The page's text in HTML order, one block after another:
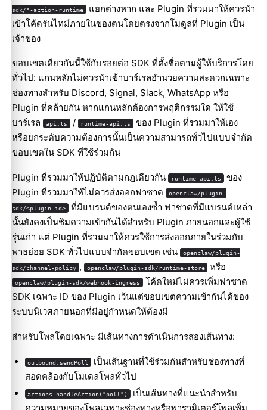
sdk/*-action-runtime แยกต่างหาก และ Plugin ที่รวมมาให้ควรนำ
เข้าโค้ดรันไทม์ภายในของตนโดยตรงจากโมดูลที่ Plugin เป็น
เจ้าของ
ขอบเขตเดียวกันนี้ใช้กับรอยต่อ SDK ที่ตั้งชื่อตามผู้ให้บริการโดย
ทั่วไป: แกนหลักไม่ควรนำเข้าบาร์เรลอำนวยความสะดวกเฉพาะ
ช่องทางสำหรับ Discord, Signal, Slack, WhatsApp หรือ
Plugin ที่คล้ายกัน หากแกนหลักต้องการพฤติกรรมใด ให้ใช้
บาร์เรล
api.ts / runtime-api.ts
ของ Plugin ที่รวมมาให้เอง
หรือยกระดับความต้องการนั้นเป็นความสามารถทั่วไปแบบจำกัด
ขอบเขตใน SDK ที่ใช้ร่วมกัน
Plugin ที่รวมมาให้ปฏิบัติตามกฎเดียวกัน runtime-api.ts ของ
Plugin ที่รวมมาให้ไม่ควรส่งออกฟาซาด
openclaw/plugin-
sdk/<plugin-id> ที่มีแบรนด์ของตนเองซ้ำ ฟาซาดที่มีแบรนด์เหล่า
นั้นยังคงเป็นชิมความเข้ากันได้สำหรับ Plugin ภายนอกและผู้ใช้
รุ่นเก่า แต่ Plugin ที่รวมมาให้ควรใช้การส่งออกภายในร่วมกับ
พาธย่อย SDK ทั่วไปแบบจำกัดขอบเขต เช่น
openclaw/plugin-
sdk/channel-policy , openclaw/plugin-sdk/runtime-store หรือ
openclaw/plugin-sdk/webhook-ingress โค้ดใหม่ไม่ควรเพิ่มฟาซาด
SDK เฉพาะ ID ของ Plugin เว้นแต่ขอบเขตความเข้ากันได้ของ
ระบบนิเวศภายนอกที่มีอยู่กำหนดให้ต้องมี
สำหรับโพลโดยเฉพาะ มีเส้นทางการดำเนินการสองเส้นทาง:
outbound.sendPoll
เป็นเส้นฐานที่ใช้ร่วมกันสำหรับช่องทางที่
สอดคล้องกับโมเดลโพลทั่วไป
actions.handleAction("poll")
เป็นเส้นทางที่แนะนำสำหรับ